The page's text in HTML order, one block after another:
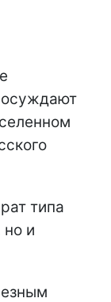
осуждают
типа
но и